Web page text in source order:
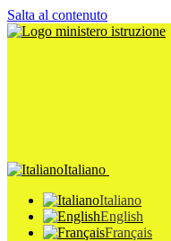
Salta al contenuto
Italiano
Italiano
English
Français